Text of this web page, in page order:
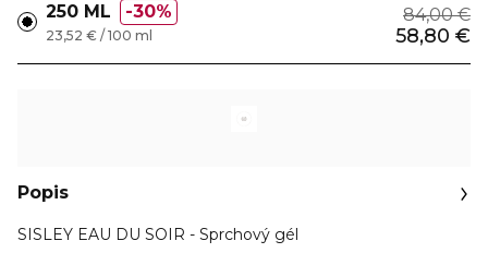
250 ML 30% 84,00 €
58,80 €
23,52 € / 100 ml
Popis
SISLEY EAU DU SOIR - Sprchový gél